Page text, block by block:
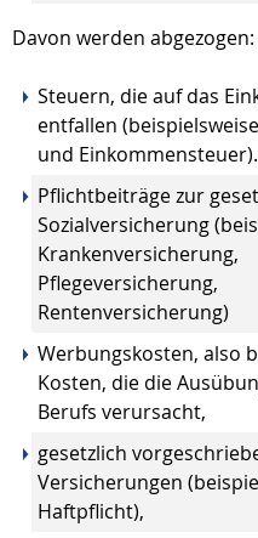
Davon werden abgezogen:
Steuern, die auf das
entfallen
und Einkommensteuer).
Pflichtbeiträge zur
Sozialversicherung
Krankenversicherung,
Pflegeversicherung,
Rentenversicherung)
Werbungskosten, also
Kosten, die die
Berufs verursacht,
gesetzlich
Versicherungen
Haftpflicht),